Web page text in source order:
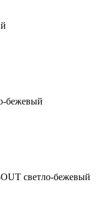
бежевый
светло-бежевый